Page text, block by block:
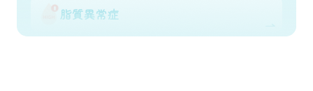
脂質異常症